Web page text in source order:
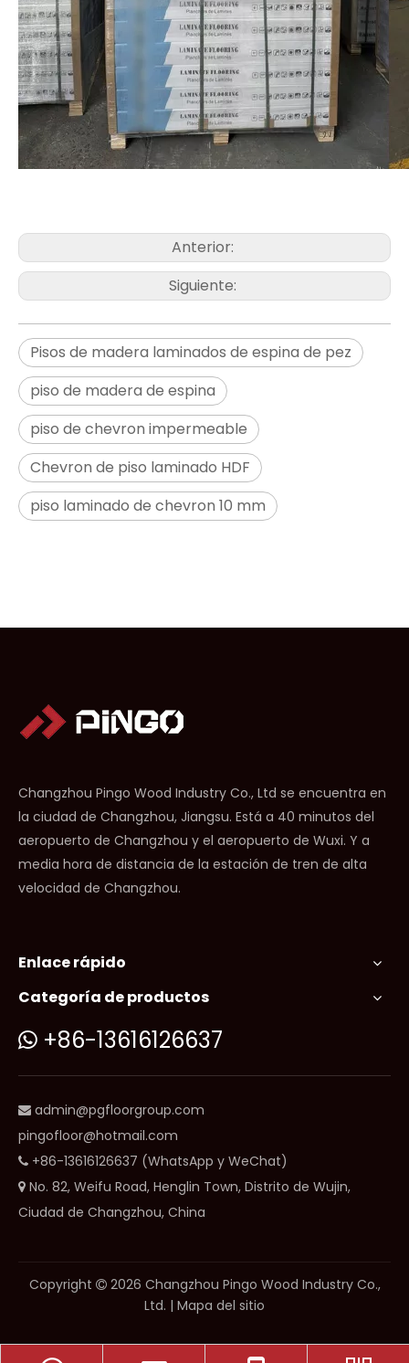
Anterior:
Siguiente:
Pisos de madera laminados de espina de pez
piso de madera de espina
piso de chevron impermeable
Chevron de piso laminado HDF
piso laminado de chevron 10 mm
Changzhou Pingo Wood Industry Co., Ltd se encuentra en
la ciudad de Changzhou, Jiangsu. Está a 40 minutos del
aeropuerto de Changzhou y el aeropuerto de Wuxi. Y a
media hora de distancia de la estación de tren de alta
velocidad de Changzhou.
Enlace rápido
Categoría de productos
 +86-13616126637
 admin@pgfloorgroup.com
pingofloor@hotmail.com
 +86-13616126637 (WhatsApp y WeChat)
 No. 82, Weifu Road, Henglin Town, Distrito de Wujin,
Ciudad de Changzhou, China
Copyright  2026 Changzhou Pingo Wood Industry Co.,
Ltd. | Mapa del sitio